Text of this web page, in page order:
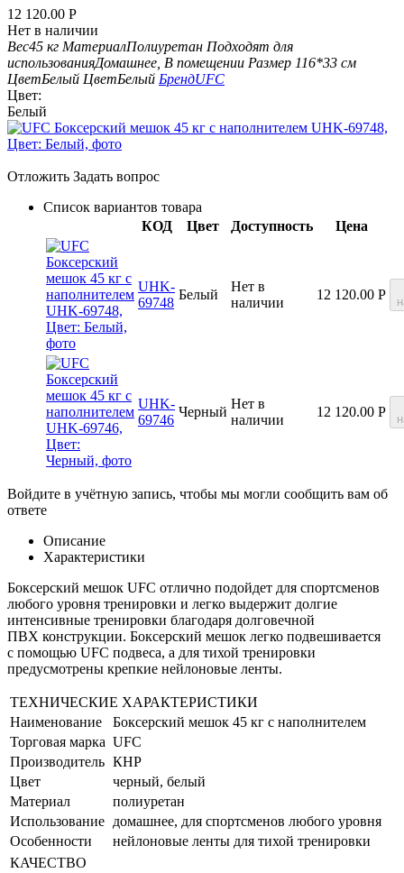
12 120.00 Р
Нет в наличии
Вес45 кг МатериалПолиуретан Подходят для
использованияДомашнее, В помещении Размер 116*33 см
ЦветБелый ЦветБелый БрендUFC
Цвет:
Белый
Отложить Задать вопрос
Список вариантов товара
КОД
Цвет Доступность Цена
UHK-
69748
Белый
Нет в
наличии
12 120.00 Р
UHK-
69746
Черный
Нет в
наличии
12 120.00 Р
Войдите в учётную запись, чтобы мы могли сообщить вам об
ответе
Описание
Характеристики
Боксерский мешок UFC отлично подойдет для спортсменов
любого уровня тренировки и легко выдержит долгие
интенсивные тренировки благодаря долговечной
ПВХ конструкции. Боксерский мешок легко подвешивается
с помощью UFC подвеса, а для тихой тренировки
предусмотрены крепкие нейлоновые ленты.
ТЕХНИЧЕСКИЕ ХАРАКТЕРИСТИКИ
Наименование
Боксерский мешок 45 кг с наполнителем
Торговая марка UFC
Производитель КНР
Цвет
черный, белый
Материал
полиуретан
Использование домашнее, для спортсменов любого уровня
Особенности
нейлоновые ленты для тихой тренировки
КАЧЕСТВО